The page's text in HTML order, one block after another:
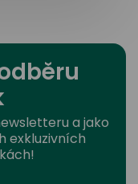
a jako
exkluzivních